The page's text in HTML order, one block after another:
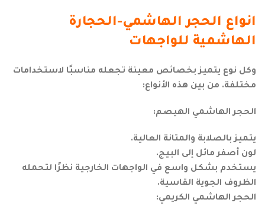
انواع الحجر الهاشمي-الحجارة
الهاشمية للواجهات
وكل نوع يتميز بخصائص معينة تجعله مناسبًا لاستخدامات
مختلفة. من بين هذه الأنواع:
الحجر الهاشمي الهيصم:
يتميز بالصلابة والمتانة العالية.
لون أصفر مائل إلى البيج.
يستخدم بشكل واسع في الواجهات الخارجية نظرًا لتحمله
الظروف الجوية القاسية.
الحجر الهاشمي الكريمي: